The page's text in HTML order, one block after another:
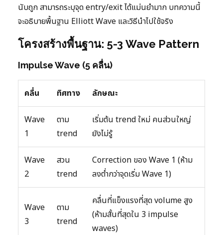
นับถูก สามารถระบุจุด entry/exit ได้แม่นยำมาก บทความนี้
จะอธิบายพื้นฐาน Elliott Wave และวิธีนำไปใช้จริง
โครงสร้างพื้นฐาน: 5-3 Wave Pattern
Impulse Wave (5 คลื่น)
คลื่น ทิศทาง ลักษณะ
Wave
1
ตาม
trend
เริ่มต้น trend ใหม่ คนส่วนใหญ่
ยังไม่รู้
Wave
2
สวน
trend
Correction ของ Wave 1 (ห้าม
ลงต่ำกว่าจุดเริ่ม Wave 1)
Wave
3
ตาม
trend
คลื่นที่แข็งแรงที่สุด volume สูง
(ห้ามสั้นที่สุดใน 3 impulse
waves)